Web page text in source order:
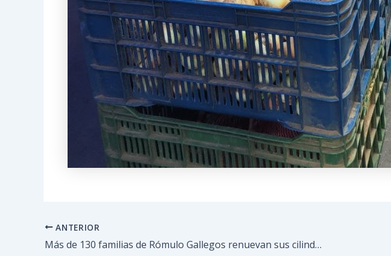
ANTERIOR
Más de 130 familias de Rómulo Gallegos renuevan sus cilindros de gas